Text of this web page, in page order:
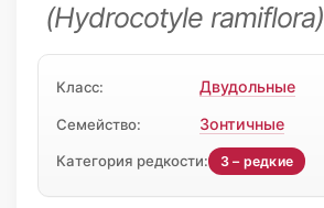
(Hydrocotyle ramiflora)
Класс: Двудольные
Семейство: Зонтичные
Категория редкости: 3 – редкие